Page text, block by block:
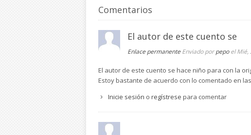
Comentarios
El autor de este cuento se
Enlace permanente Enviado porpepoel Mié,
El autor de este cuento se hace niño para con la
Estoy bastante de acuerdo con lo comentado en
Inicie sesión o regístrese para comentar